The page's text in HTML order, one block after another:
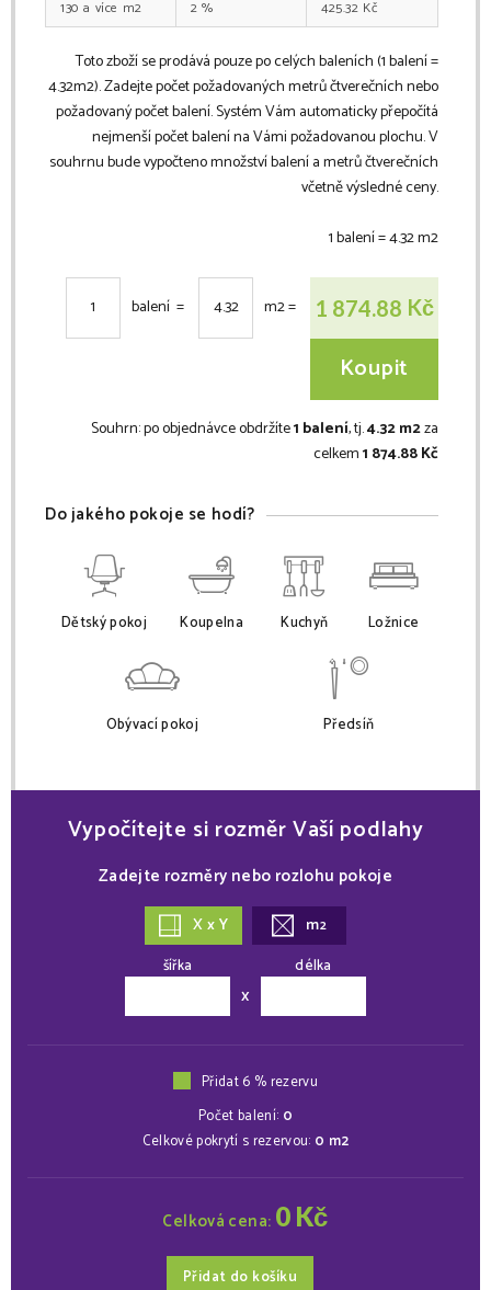
130 m2 2 % 425.32 Kč
Toto zboží se prodává pouze po celých baleních (1 balení =
4.32m2). Zadejte počet požadovaných metrů čtverečních nebo
požadovaný počet balení. Systém Vám automaticky přepočítá
nejmenší počet balení na Vámi požadovanou plochu. V
souhrnu bude vypočteno množství balení a metrů čtverečních
včetně výsledné ceny.
1 balení =4.32m2
balení = m2= 1 874.88 Kč
Koupit
Souhrn:po objednávce obdržíte1 balení, tj.4.32 m2za
celkem1 874.88 Kč
Do jakého pokoje se hodí?
Dětský pokoj Koupelna Kuchyň Ložnice
Obývací pokoj Předsíň
Vypočítejte si rozměr Vaší podlahy
Zadejte rozměry nebo rozlohu pokoje
X x Y m2
šířka
x
délka
Přidat 6 % rezervu
Počet balení: 0
Celkové pokrytí s rezervou: 0 m2
Celková cena: 0Kč
Přidat do košíku